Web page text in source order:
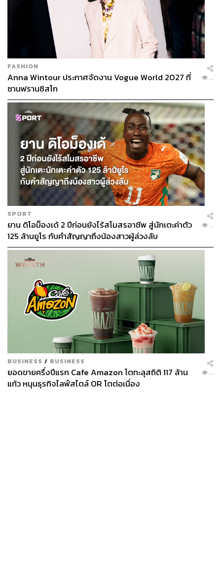
FASHION
Anna Wintour ประกาศจัดงาน Vogue World 2027 ที่
ซานฟรานซิสโก
...
SPORT
ยาน ดิโอม็องเด้ 2 ปีก่อนยังไร้สโมสรอาชีพ สู่นักเตะค่าตัว
125 ล้านยูโร กับคำสัญญาถึงน้องสาวผู้ล่วงลับ
...
BUSINESS / BUSINESS
ยอดขายครึ่งปีแรก Cafe Amazon โตทะลุสถิติ 117 ล้าน
แก้ว หนุนธุรกิจไลฟ์สไตล์ OR โตต่อเนื่อง
...